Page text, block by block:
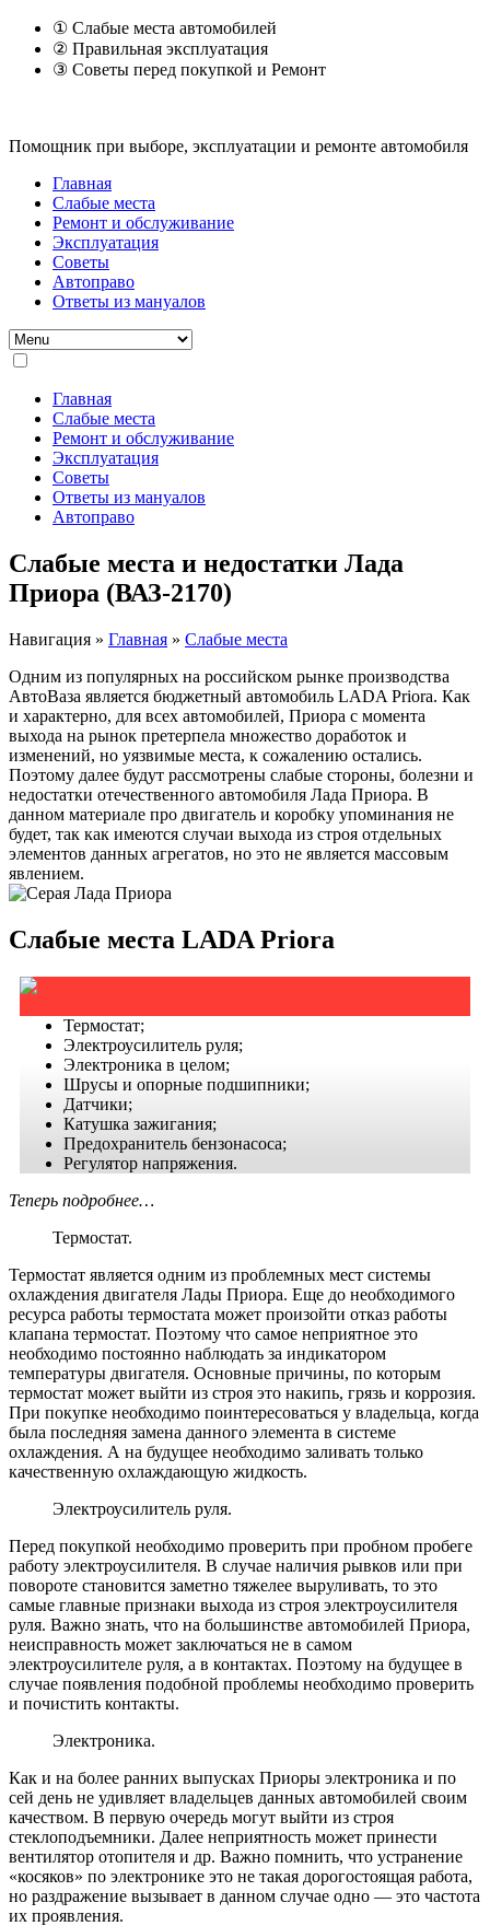
① Слабые места автомобилей
② Правильная эксплуатация
③ Советы перед покупкой и Ремонт
Помощник при выборе, эксплуатации и ремонте автомобиля
Главная
Слабые места
Ремонт и обслуживание
Эксплуатация
Советы
Автоправо
Ответы из мануалов
Главная
Слабые места
Ремонт и обслуживание
Эксплуатация
Советы
Ответы из мануалов
Автоправо
Слабые места и недостатки Лада
Приора (ВАЗ-2170)
Навигация » Главная » Слабые места
Одним из популярных на российском рынке производства
АвтоВаза является бюджетный автомобиль LADA Priora. Как
и характерно, для всех автомобилей, Приора с момента
выхода на рынок претерпела множество доработок и
изменений, но уязвимые места, к сожалению остались.
Поэтому далее будут рассмотрены слабые стороны, болезни и
недостатки отечественного автомобиля Лада Приора. В
данном материале про двигатель и коробку упоминания не
будет, так как имеются случаи выхода из строя отдельных
элементов данных агрегатов, но это не является массовым
явлением.
Слабые места LADA Priora
Термостат;
Электроусилитель руля;
Электроника в целом;
Шрусы и опорные подшипники;
Датчики;
Катушка зажигания;
Предохранитель бензонасоса;
Регулятор напряжения.
Теперь подробнее…
Термостат.
Термостат является одним из проблемных мест системы
охлаждения двигателя Лады Приора. Еще до необходимого
ресурса работы термостата может произойти отказ работы
клапана термостат. Поэтому что самое неприятное это
необходимо постоянно наблюдать за индикатором
температуры двигателя. Основные причины, по которым
термостат может выйти из строя это накипь, грязь и коррозия.
При покупке необходимо поинтересоваться у владельца, когда
была последняя замена данного элемента в системе
охлаждения. А на будущее необходимо заливать только
качественную охлаждающую жидкость.
Электроусилитель руля.
Перед покупкой необходимо проверить при пробном пробеге
работу электроусилителя. В случае наличия рывков или при
повороте становится заметно тяжелее выруливать, то это
самые главные признаки выхода из строя электроусилителя
руля. Важно знать, что на большинстве автомобилей Приора,
неисправность может заключаться не в самом
электроусилителе руля, а в контактах. Поэтому на будущее в
случае появления подобной проблемы необходимо проверить
и почистить контакты.
Электроника.
Как и на более ранних выпусках Приоры электроника и по
сей день не удивляет владельцев данных автомобилей своим
качеством. В первую очередь могут выйти из строя
стеклоподъемники. Далее неприятность может принести
вентилятор отопителя и др. Важно помнить, что устранение
«косяков» по электронике это не такая дорогостоящая работа,
но раздражение вызывает в данном случае одно — это частота
их проявления.